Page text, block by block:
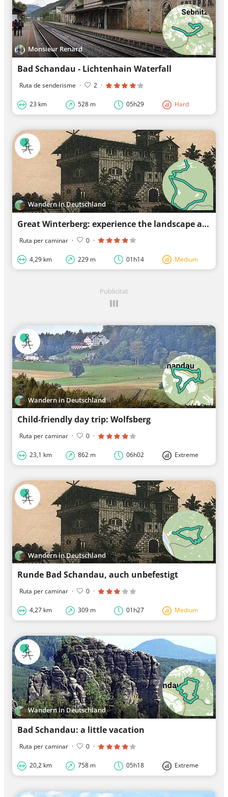
Monsieur Renard
Bad Schandau - Lichtenhain Waterfall
Ruta de senderisme · 2 ·
23 km 528 m 05h29 Hard
Wandern in Deutschland
Great Winterberg: experience the landscape around the mountain
Ruta per caminar · 0 ·
4,29 km 229 m 01h14 Medium
Publicitat
Wandern in Deutschland
Child-friendly day trip: Wolfsberg
Ruta per caminar · 0 ·
23,1 km 862 m 06h02 Extreme
Wandern in Deutschland
Runde Bad Schandau, auch unbefestigt
Ruta per caminar · 0 ·
4,27 km 309 m 01h27 Medium
Wandern in Deutschland
Bad Schandau: a little vacation
Ruta per caminar · 0 ·
20,2 km 758 m 05h18 Extreme